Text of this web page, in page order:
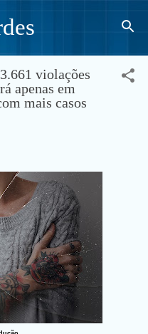
principal
violações
apenas em
mais casos